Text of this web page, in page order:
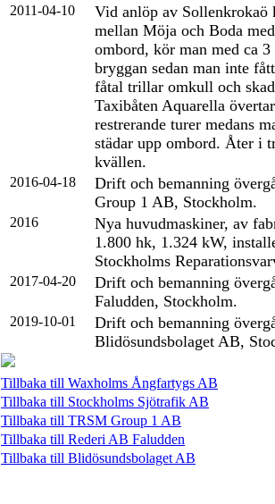
2011-04-10
Vid anlöp av Sollenkrokaö
mellan Möja och Boda
ombord, kör man med ca
bryggan sedan man inte
fåtal trillar omkull och
Taxibåten Aquarella
restrerande turer medans
städar upp ombord. Åter i
kvällen.
2016-04-18
Drift och bemanning
Group 1 AB, Stockholm.
2016
Nya huvudmaskiner, av
1.800 hk, 1.324 kW,
Stockholms
2017-04-20
Drift och bemanning
Faludden, Stockholm.
2019-10-01
Drift och bemanning
Blidösundsbolaget AB,
Tillbaka till Waxholms Ångfartygs AB
Tillbaka till Stockholms Sjötrafik AB
Tillbaka till TRSM Group 1 AB
Tillbaka till Rederi AB Faludden
Tillbaka till Blidösundsbolaget AB